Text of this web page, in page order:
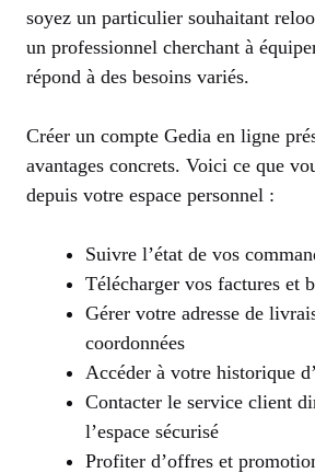
soyez un particulier souhaitant
un professionnel cherchant à
répond à des besoins variés.
Créer un compte Gedia en ligne
avantages concrets. Voici ce que
depuis votre espace personnel :
Suivre l’état de vos
Télécharger vos factures et
Gérer votre adresse de
coordonnées
Accéder à votre historique
Contacter le service client
l’espace sécurisé
Profiter d’offres et